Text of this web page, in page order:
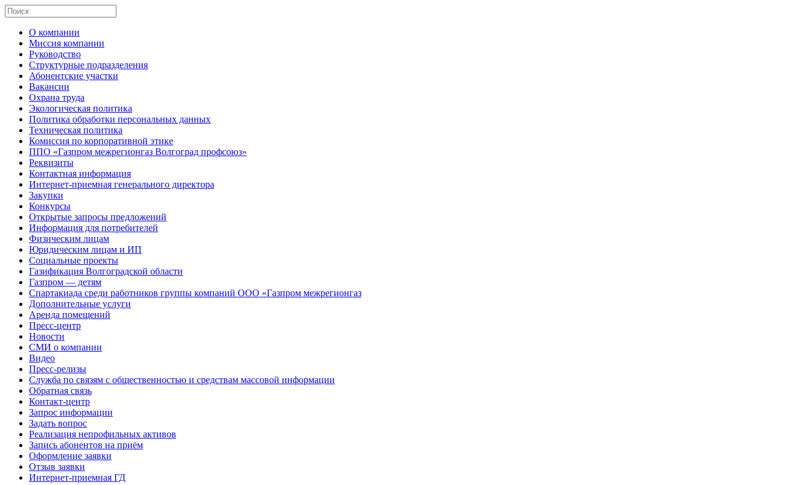
О компании
Миссия компании
Руководство
Структурные подразделения
Абонентские участки
Вакансии
Охрана труда
Экологическая политика
Политика обработки персональных данных
Техническая политика
Комиссия по корпоративной этике
ППО «Газпром межрегионгаз Волгоград профсоюз»
Реквизиты
Контактная информация
Интернет-приемная генерального директора
Закупки
Конкурсы
Открытые запросы предложений
Информация для потребителей
Физическим лицам
Юридическим лицам и ИП
Социальные проекты
Газификация Волгоградской области
Газпром — детям
Спартакиада среди работников группы компаний ООО «Газпром межрегионгаз
Дополнительные услуги
Аренда помещений
Пресс-центр
Новости
СМИ о компании
Видео
Пресс-релизы
Служба по связям с общественностью и средствам массовой информации
Обратная связь
Контакт-центр
Запрос информации
Задать вопрос
Реализация непрофильных активов
Запись абонентов на приём
Оформление заявки
Отзыв заявки
Интернет-приемная ГД